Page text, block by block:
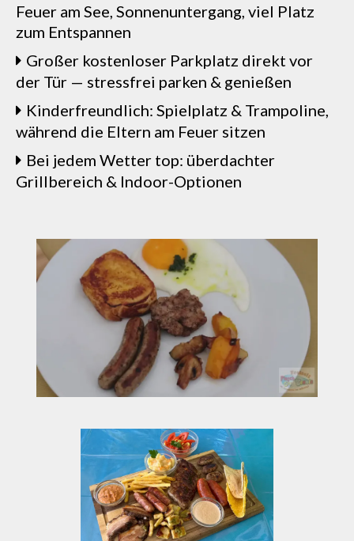
Feuer am See, Sonnenuntergang, viel Platz
zum Entspannen
Großer kostenloser Parkplatz direkt vor
der Tür — stressfrei parken & genießen
Kinderfreundlich: Spielplatz & Trampoline,
während die Eltern am Feuer sitzen
Bei jedem Wetter top: überdachter
Grillbereich & Indoor-Optionen